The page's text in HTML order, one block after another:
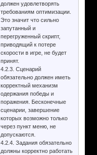
должен удовлетворять
требованиям оптимизации.
Это значит что сильно
запутанный и
перегруженный скрипт,
приводящий к потере
скорости в игре, не будет
принят.
4.2.3. Сценарий
обязательно должен иметь
корректный механизм
одержания победы и
поражения. Бесконечные
сценарии, завершение
которых возможно только
через пункт меню, не
допускаются.
4.2.4. Задания обязательно
должны корректно работать